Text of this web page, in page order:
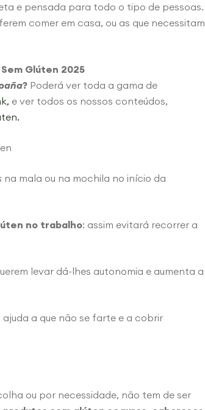
e pensada para todo o tipo de pessoas.
comer em casa, ou as que necessitam
Glúten 2025
? Poderá ver toda a gama de
e ver todos os nossos conteúdos,
na mala ou na mochila no início da
no trabalho: assim evitará recorrer a
levar dá-lhes autonomia e aumenta a
a que não se farte e a cobrir
ou por necessidade, não tem de ser